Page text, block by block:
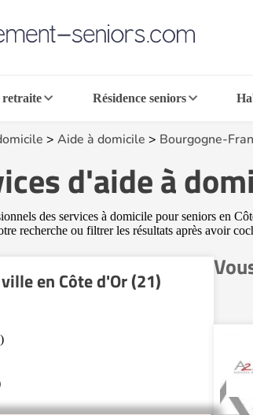
retraite Résidence seniors
> Aide à domicile > Bourgogne-
d'aide à
des services à domicile pour seniors en
recherche ou filtrer les résultats après avoir
en Côte d'Or (21)